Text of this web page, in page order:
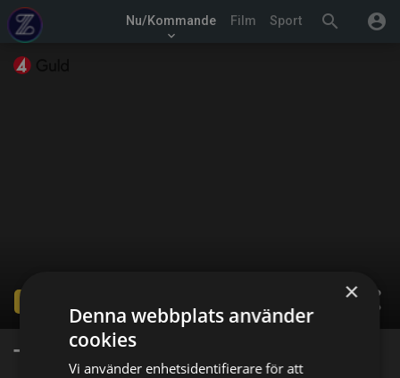
search account_circle
Nu/Kommande
keyboard_arrow_down
Film Sport
share
The Rookie
×
Denna webbplats använder
cookies
Vi använder enhetsidentifierare för att